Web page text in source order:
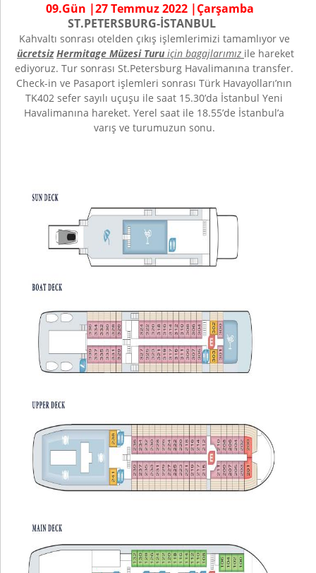
09.Gün |27 Temmuz 2022 |Çarşamba
ST.PETERSBURG-İSTANBUL
Kahvaltı sonrası otelden çıkış işlemlerimizi tamamlıyor ve
ücretsiz Hermitage Müzesi Turu için bagajlarımız ile hareket
ediyoruz. Tur sonrası St.Petersburg Havalimanına transfer.
Check-in ve Pasaport işlemleri sonrası Türk Havayolları’nın
TK402 sefer sayılı uçuşu ile saat 15.30’da İstanbul Yeni
Havalimanına hareket. Yerel saat ile 18.55’de İstanbul’a
varış ve turumuzun sonu.